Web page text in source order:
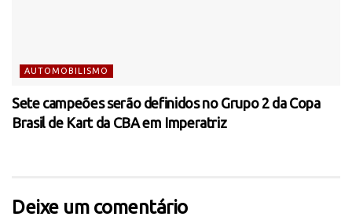
AUTOMOBILISMO
Sete campeões serão definidos no Grupo 2 da Copa
Brasil de Kart da CBA em Imperatriz
Deixe um comentário